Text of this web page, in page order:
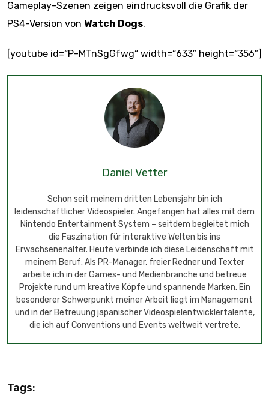
Gameplay-Szenen zeigen eindrucksvoll die Grafik der
PS4-Version von Watch Dogs.
[youtube id=“P-MTnSgGfwg“ width=“633″ height=“356″]
Daniel Vetter
Schon seit meinem dritten Lebensjahr bin ich
leidenschaftlicher Videospieler. Angefangen hat alles mit dem
Nintendo Entertainment System – seitdem begleitet mich
die Faszination für interaktive Welten bis ins
Erwachsenenalter. Heute verbinde ich diese Leidenschaft mit
meinem Beruf: Als PR-Manager, freier Redner und Texter
arbeite ich in der Games- und Medienbranche und betreue
Projekte rund um kreative Köpfe und spannende Marken. Ein
besonderer Schwerpunkt meiner Arbeit liegt im Management
und in der Betreuung japanischer Videospielentwicklertalente,
die ich auf Conventions und Events weltweit vertrete.
Tags: